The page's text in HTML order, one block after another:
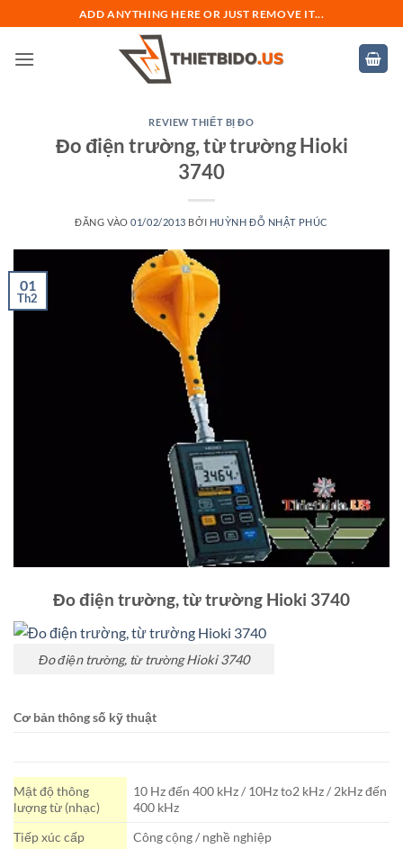
qua
nội
ADD ANYTHING HERE OR JUST REMOVE IT...
REVIEW THIẾT BỊ ĐO
Đo điện trường, từ trường Hioki
3740
ĐĂNG VÀO01/02/2013 BỞI HUỲNH ĐỖ NHẬT PHÚC
01
Th2
Đo điện trường, từ trường Hioki 3740
Đo điện trường, từ trường Hioki 3740
Cơ bản thông số kỹ thuật
Mật độ thông
lượng từ (nhạc)
10 Hz đến 400 kHz / 10Hz to2 kHz / 2kHz đến
400 kHz
Tiếp xúc cấp
Công cộng / nghề nghiệp